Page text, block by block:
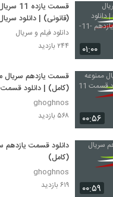
۰۱:۰۰
قسمت
(قانونی) | دانلود
قسمت یازدهم -11-کیفیتFULL HD
دانلود فیلم و سریال
۲۴۴ بازدید
۰۰:۵۶
قسمت یازدهم سریال
11- ده - HD
ghoghnos
۵۶۸ بازدید
۰۰:۵۹
دانلود قسمت یازدهم
(کامل)
ghoghnos
۶۱۹ بازدید